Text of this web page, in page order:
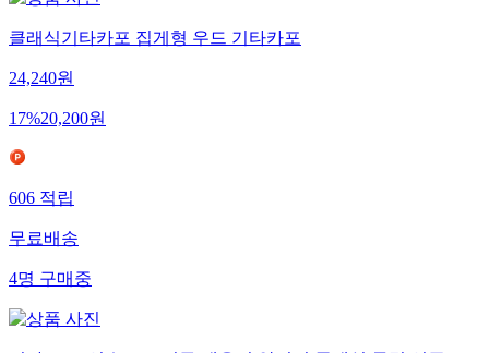
클래식기타카포 집게형 우드 기타카포
24,240원
17%20,200원
606적립
무료배송
4명구매중